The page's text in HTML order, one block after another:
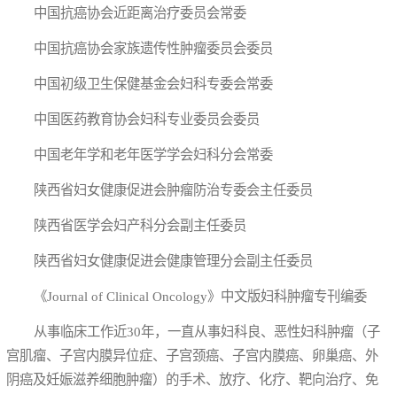
中国抗癌协会近距离治疗委员会常委
中国抗癌协会家族遗传性肿瘤委员会委员
中国初级卫生保健基金会妇科专委会常委
中国医药教育协会妇科专业委员会委员
中国老年学和老年医学学会妇科分会常委
陕西省妇女健康促进会肿瘤防治专委会主任委员
陕西省医学会妇产科分会副主任委员
陕西省妇女健康促进会健康管理分会副主任委员
《Journal of Clinical Oncology》中文版妇科肿瘤专刊编委
从事临床工作近30年，一直从事妇科良、恶性妇科肿瘤（子
宫肌瘤、子宫内膜异位症、子宫颈癌、子宫内膜癌、卵巢癌、外
阴癌及妊娠滋养细胞肿瘤）的手术、放疗、化疗、靶向治疗、免